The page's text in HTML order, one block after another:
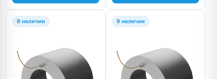
В наличии В наличии